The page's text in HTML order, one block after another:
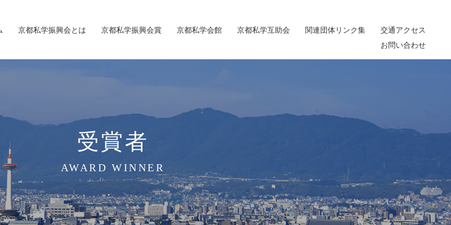
京都私学振興会とは 京都私学振興会賞 京都私学会館 京都私学互助会 関連団体リンク集
交通アクセス
お問い合わせ
受賞者
AWARD WINNER